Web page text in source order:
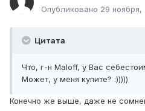
Опубликовано 29 ноября,
Цитата
Что, г-н Маloff, у Вас
Может, у меня купите? :)))))
Конечно же выше, даже не